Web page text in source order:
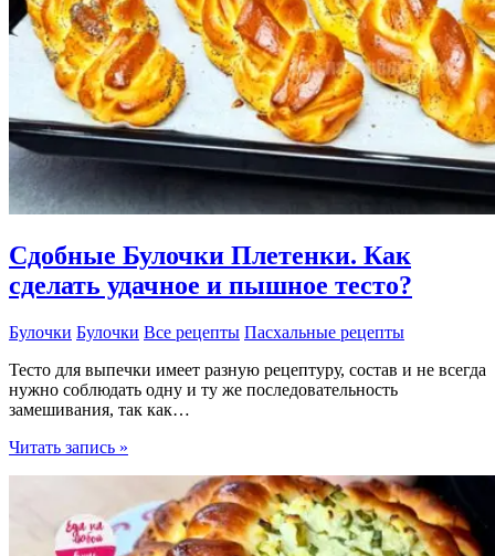
Сдобные Булочки Плетенки. Как
сделать удачное и пышное тесто?
Булочки Булочки Все рецепты Пасхальные рецепты
Тесто для выпечки имеет разную рецептуру, состав и не всегда
нужно соблюдать одну и ту же последовательность
замешивания, так как…
Сдобные
сделать
удачное
Читать запись »